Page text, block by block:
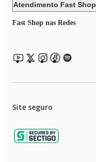
Atendimento Fast Shop
Fast Shop nas Redes
Site seguro